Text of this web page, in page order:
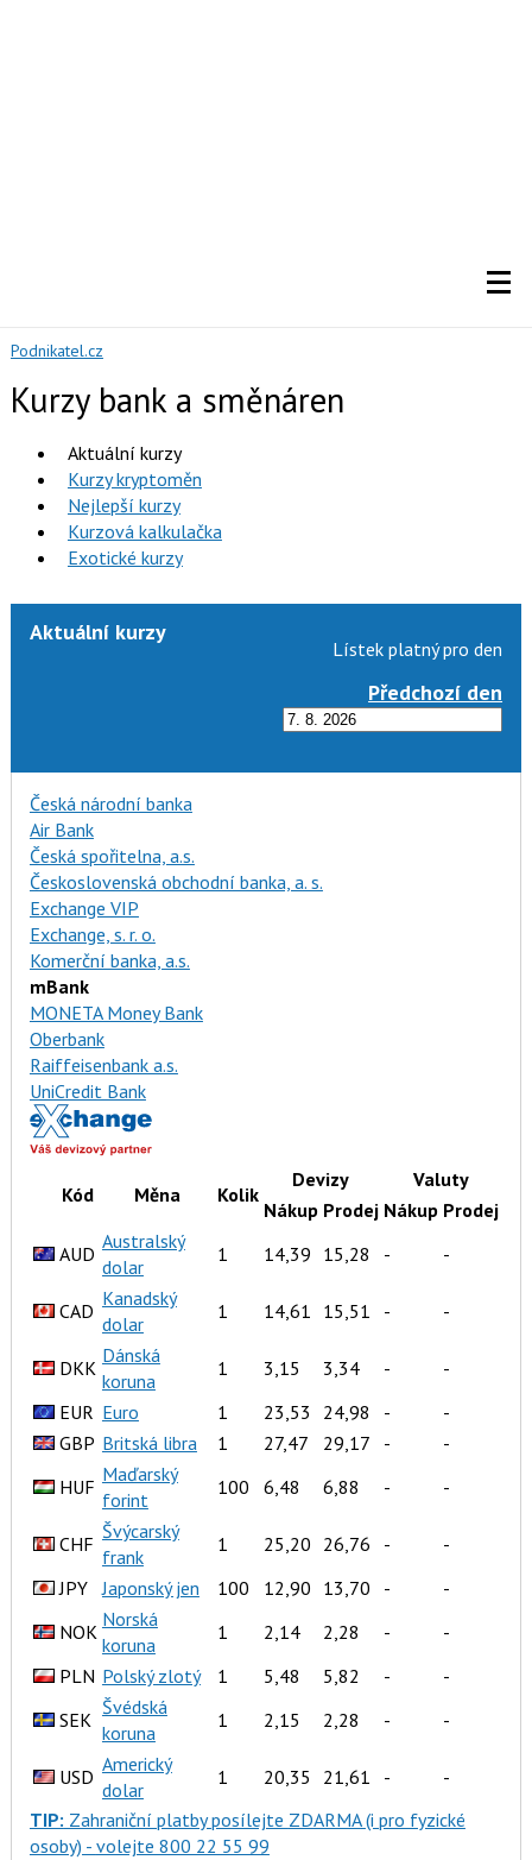
Podnikatel.cz
Kurzy bank a směnáren
Aktuální kurzy
Kurzy kryptoměn
Nejlepší kurzy
Kurzová kalkulačka
Exotické kurzy
Aktuální kurzy
Lístek platný pro den
Předchozí den
Česká národní banka
Air Bank
Česká spořitelna, a.s.
Československá obchodní banka, a. s.
Exchange VIP
Exchange, s. r. o.
Komerční banka, a.s.
mBank
MONETA Money Bank
Oberbank
Raiffeisenbank a.s.
UniCredit Bank
Kód Měna Kolik
Devizy
Valuty
Nákup Prodej Nákup Prodej
AUD
Australský
dolar
1 14,39 15,28 - -
CAD
Kanadský
dolar
1 14,61 15,51 - -
DKK
Dánská
koruna
1 3,15 3,34 -
-
EUR Euro 1 23,53 24,98 -
-
GBP Britská libra 1 27,47 29,17 -
-
HUF
Maďarský
forint
100 6,48 6,88 - -
CHF
Švýcarský
frank
1 25,20 26,76 -
-
JPY Japonský jen 100 12,90 13,70 -
-
NOK
Norská
koruna
1 2,14 2,28 -
-
PLN Polský zlotý 1 5,48 5,82 -
-
SEK
Švédská
koruna
1 2,15 2,28 - -
USD
Americký
dolar
1 20,35 21,61 -
-
TIP: Zahraniční platbyposílejte ZDARMA (i pro fyzické
osoby) - volejte 800 22 55 99